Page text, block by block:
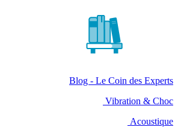
Blog - Le Coin des Experts
Vibration & Choc
Acoustique